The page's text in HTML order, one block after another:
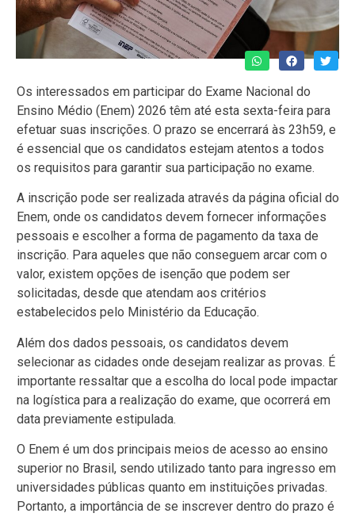
Os interessados em participar do Exame Nacional do
Ensino Médio (Enem) 2026 têm até esta sexta-feira para
efetuar suas inscrições. O prazo se encerrará às 23h59, e
é essencial que os candidatos estejam atentos a todos
os requisitos para garantir sua participação no exame.
A inscrição pode ser realizada através da página oficial do
Enem, onde os candidatos devem fornecer informações
pessoais e escolher a forma de pagamento da taxa de
inscrição. Para aqueles que não conseguem arcar com o
valor, existem opções de isenção que podem ser
solicitadas, desde que atendam aos critérios
estabelecidos pelo Ministério da Educação.
Além dos dados pessoais, os candidatos devem
selecionar as cidades onde desejam realizar as provas. É
importante ressaltar que a escolha do local pode impactar
na logística para a realização do exame, que ocorrerá em
data previamente estipulada.
O Enem é um dos principais meios de acesso ao ensino
superior no Brasil, sendo utilizado tanto para ingresso em
universidades públicas quanto em instituições privadas.
Portanto, a importância de se inscrever dentro do prazo é